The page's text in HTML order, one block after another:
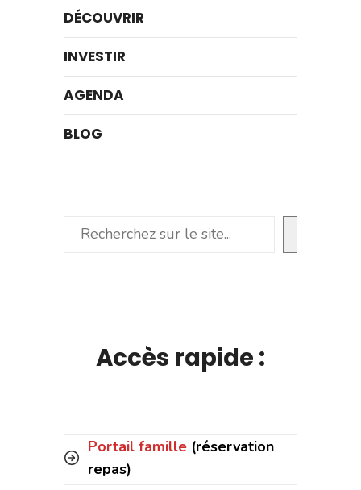
DÉCOUVRIR
INVESTIR
AGENDA
BLOG
Rechercher
Accès rapide :
Portail famille (réservation
repas)